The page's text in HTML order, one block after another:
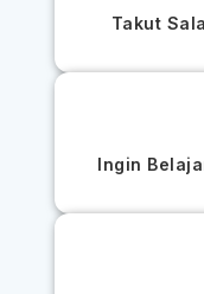
Takut
Ingin